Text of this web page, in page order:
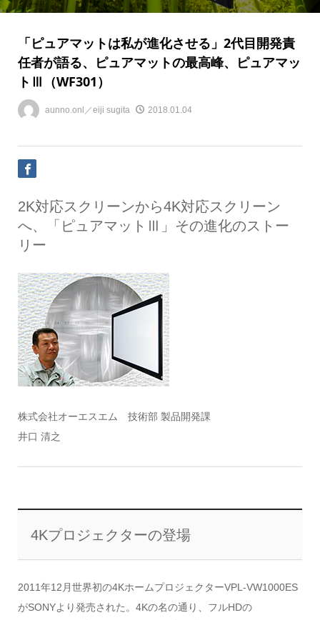
「ピュアマットは私が進化させる」2代目開発責
任者が語る、ピュアマットの最高峰、ピュアマッ
トⅢ（WF301）
aunno.onl／eiji sugita 2018.01.04
2K対応スクリーンから4K対応スクリーン
へ、「ピュアマットⅢ」その進化のストー
リー
株式会社オーエスエム 技術部 製品開発課
井口 清之
4Kプロジェクターの登場
2011年12月世界初の4KホームプロジェクターVPL-VW1000ES
がSONYより発売された。4Kの名の通り、フルHDの